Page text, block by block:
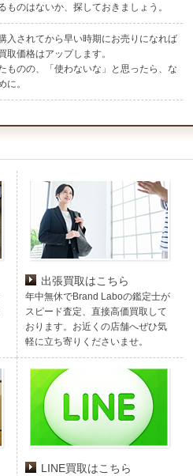
ものはないか、探しておきましょう。
入されてから早い時期にお売りになれば
取価格はアップします。
ものの、「使わないな」と思ったら、な
に。
出張買取はこちら
年中無休でBrand Laboの鑑定士が
スピード査定、直接高価買取して
おります。お近くの店舗へぜひ気
軽に立ち寄りくださいませ。
LINE買取はこちら